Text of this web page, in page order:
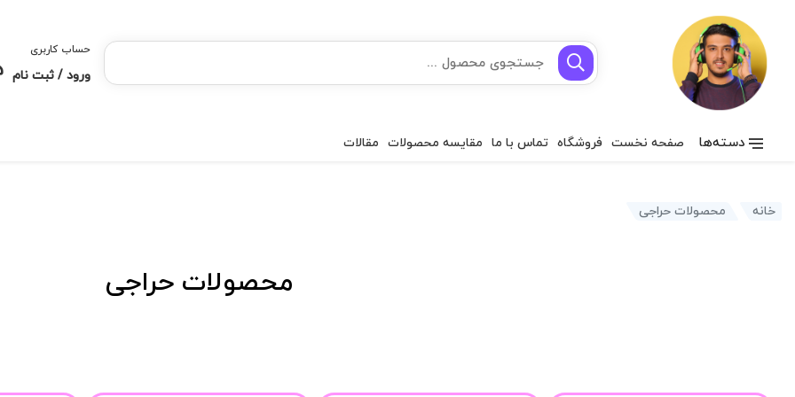
حساب کاربری
ورود / ثبت نام
دسته‌ها صفحه نخست فروشگاه تماس با ما مقایسه محصولات مقالات
خانه محصولات حراجی
محصولات حراجی